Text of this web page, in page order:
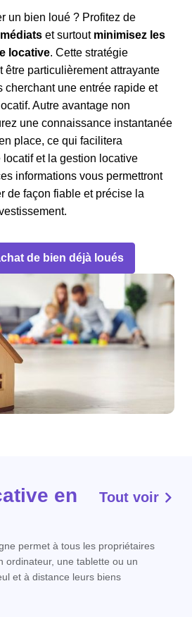
un bien loué ? Profitez de
et surtout minimisez les
locative. Cette stratégie
être particulièrement attrayante
cherchant une entrée rapide et
Autre avantage non
une connaissance instantanée
place, ce qui facilitera
locatif et la gestion locative
informations vous permettront
de façon fiable et précise la
de bien déjà loués
en
Tout voir
permet à tous les propriétaires
ordinateur, une tablette ou un
et à distance leurs biens